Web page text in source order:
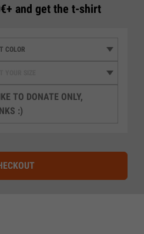
and get the t-shirt
TO DONATE ONLY,
:)